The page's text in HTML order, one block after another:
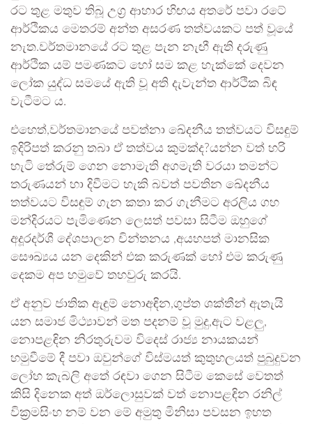
රට තුළ මතුව තිබූ උග්‍ර ආහාර හිඟය අතරේ පවා රටේ
ආර්ථිකය මෙතරම් අන්ත අසරණ තත්වයකට පත් වූයේ
නැත.වර්තමානයේ රට තුළ පැන නැඟී ඇති දරුණු
ආර්ථික යම් පමණකට හෝ සම කළ හැක්කේ දෙවන
ලෝක යුද්ධ සමයේ ඇති වූ අති දැවැන්ත ආර්ථික බිඳ
වැටීමට ය.
එහෙත්,වර්තමානයේ පවත්නා ඛේදනීය තත්වයට විසඳුම්
ඉදිරිපත් කරනු තබා ඒ තත්වය කුමක්ද?යන්න වත් හරි
හැටි තේරුම් ගෙන නොමැති අගමැති වරයා තමන්ට
තරුණයන් හා දිවීමට හැකි බවත් පවතින ඛේදනීය
තත්වයට විසඳුම් ගැන කතා කර ගැනීමට අරලිය ගහ
මන්දිරයට පැමිණෙන ලෙසත් පවසා සිටීම ඔහුගේ
අදූරදර්ශී දේශපාලන චින්තනය ,අයහපත් මානසික
සෞඛ්‍යය යන දෙකින් එක කරුණක් හෝ එම කරුණු
දෙකම අප හමුවේ තහවුරු කරයි.
ඒ අනුව ජාතික ඇඳුම් නොඅඳින,ගුප්ත ශක්තීන් ඇතැයි
යන සමාජ මිථ්‍යාවන් මත පදනම් වූ මුදු,ඇට වළලු,
නොපළඳින නිරතුරුවම විදෙස් රාජ්‍ය නායකයන්
හමුවීමේ දී පවා ඔවුන්ගේ විස්මයත් කුතුහලයත් පුබුදුවන
ලෝහ කැබලි අතේ රඳවා ගෙන සිටීම කෙසේ වෙතත්
කිසි දිනෙක අත් ඔර්ලොසුවක් වත් නොපළඳින රනිල්
වික්‍රමසිංහ නම් වන මේ අමුතු මිනිසා පවසන ඉහත